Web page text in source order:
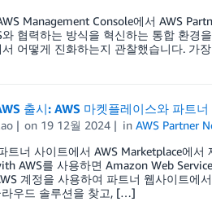
Management Console에서 AWS
와 협력하는 방식을 혁신하는 통합 환경
서 어떻게 진화하는지 관찰했습니다. 가
출시: AWS 마켓플레이스와 파트
on 19 12월 2024 inAWS Partner
트너 사이트에서 AWS Marketplace에
AWS를 사용하면 Amazon Web
계정을 사용하여 파트너 웹사이트에
우드 솔루션을 찾고, […]